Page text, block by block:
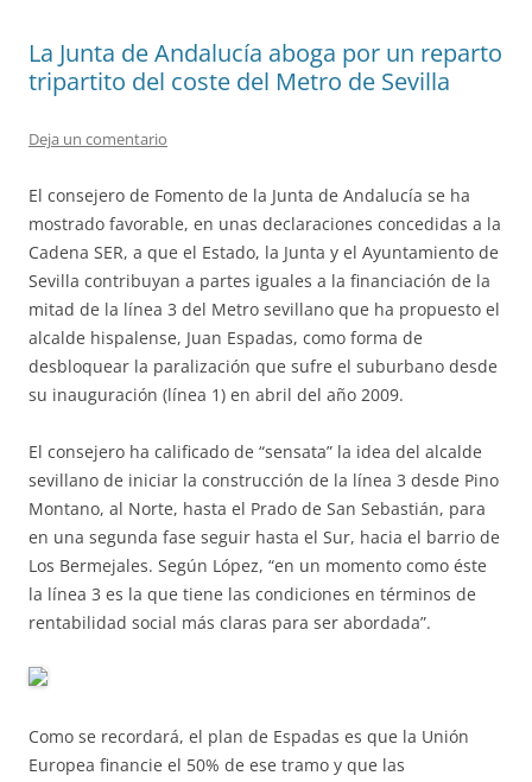
La Junta de Andalucía aboga por un reparto
tripartito del coste del Metro de Sevilla
Deja un comentario
El consejero de Fomento de la Junta de Andalucía se ha
mostrado favorable, en unas declaraciones concedidas a la
Cadena SER, a que el Estado, la Junta y el Ayuntamiento de
Sevilla contribuyan a partes iguales a la financiación de la
mitad de la línea 3 del Metro sevillano que ha propuesto el
alcalde hispalense, Juan Espadas, como forma de
desbloquear la paralización que sufre el suburbano desde
su inauguración (línea 1) en abril del año 2009.
El consejero ha calificado de “sensata” la idea del alcalde
sevillano de iniciar la construcción de la línea 3 desde Pino
Montano, al Norte, hasta el Prado de San Sebastián, para
en una segunda fase seguir hasta el Sur, hacia el barrio de
Los Bermejales. Según López, “en un momento como éste
la línea 3 es la que tiene las condiciones en términos de
rentabilidad social más claras para ser abordada”.
Como se recordará, el plan de Espadas es que la Unión
Europea financie el 50% de ese tramo y que las